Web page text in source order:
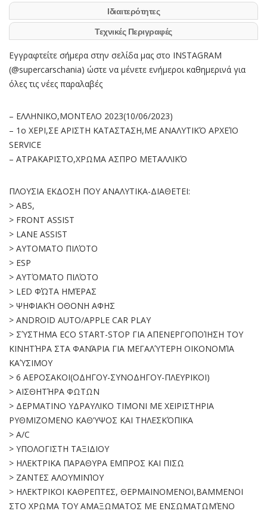
Ιδιαιτερότητες
Τεχνικές Περιγραφές
Εγγραφτείτε σήμερα στην σελίδα μας στο INSTAGRAM
(@supercarschania) ώστε να μένετε ενήμεροι καθημερινά για
όλες τις νέες παραλαβές
– ΕΛΛΗΝΙΚΟ,ΜΟΝΤΕΛΟ 2023(10/06/2023)
– 1ο ΧΕΡI,ΣΕ ΑΡΙΣΤΗ ΚΑΤΑΣΤΑΣΗ,ΜΕ ΑΝΑΛΥΤΙΚΌ ΑΡΧΕΊΟ
SERVICE
– ΑΤΡΑΚΑΡΙΣΤΟ,ΧΡΩΜΑ ΑΣΠΡΟ ΜΕΤΑΛΛΙΚΌ
ΠΛΟΥΣΙΑ ΕΚΔΟΣΗ ΠΟΥ ΑΝΑΛΥΤΙΚΑ-ΔΙΑΘΕΤΕΙ:
> ABS,
> FRONT ASSIST
> LANE ASSIST
> ΑΥΤΟΜΑΤΟ ΠΙΛΌΤΟ
> ESP
> ΑΥΤΌΜΑΤΟ ΠΙΛΌΤΟ
> LED ΦΏΤΑ ΗΜΈΡΑΣ
> ΨΗΦΙΑΚΉ ΟΘΟΝΗ ΑΦΗΣ
> ANDROID AUTO/APPLE CAR PLAY
> ΣΎΣΤΗΜΑ ECO START-STOP ΓΙΑ ΑΠΕΝΕΡΓΟΠΟΊΗΣΗ ΤΟΥ
ΚΙΝΗΤΉΡΑ ΣΤΑ ΦΑΝΆΡΙΑ ΓΙΑ ΜΕΓΑΛΎΤΕΡΗ ΟΙΚΟΝΟΜΊΑ
ΚΑΎΣΙΜΟΥ
> 6 ΑΕΡΟΣΑΚΟΙ(ΟΔΗΓΟΥ-ΣΥΝΟΔΗΓΟΥ-ΠΛΕΥΡΙΚΟΙ)
> ΑΙΣΘΗΤΉΡΑ ΦΩΤΩΝ
> ΔΕΡΜΑΤΙΝΟ ΥΔΡΑΥΛΙΚΟ ΤΙΜΟΝΙ ΜΕ ΧΕΙΡΙΣΤΗΡΙΑ
ΡΥΘΜΙΖΟΜΕΝΟ ΚΑΘ’ΥΨΟΣ ΚΑΙ ΤΗΛΕΣΚΌΠΙΚΑ
> Α/C
> YΠΟΛΟΓΙΣΤΗ ΤΑΞΙΔΙΟΥ
> ΗΛΕΚΤΡΙΚΑ ΠΑΡΑΘΥΡΑ ΕΜΠΡΟΣ ΚΑΙ ΠΙΣΩ
> ΖΑΝΤΕΣ ΑΛΟΥΜΙΝΊΟΥ
> ΗΛΕΚΤΡΙΚΟΙ ΚΑΘΡΕΠΤΕΣ, ΘΕΡΜΑΙΝΟΜΕΝΟΙ,ΒΑΜΜΕΝΟΙ
ΣΤΟ ΧΡΩΜΑ ΤΟΥ ΑΜΑΞΩΜΑΤΟΣ ΜΕ ΕΝΣΩΜΑΤΩΜΈΝΟ